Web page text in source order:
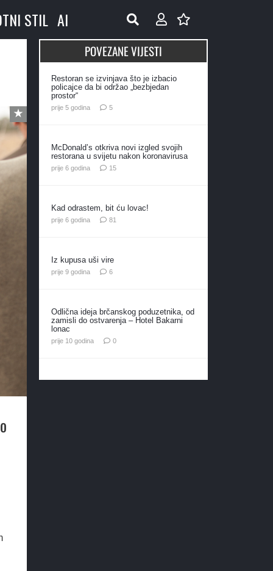
STIL AI
POVEZANE VIJESTI
Restoran se izvinjava što je izbacio
policajce da bi održao „bezbjedan
prostor“
prije 5 godina 5komentara
McDonald’s otkriva novi izgled svojih
restorana u svijetu nakon koronavirusa
prije 6 godina 15komentara
Kad odrastem, bit ću lovac!
prije 6 godina 81
Iz kupusa uši vire
prije 9 godina 6komentara
Odlična ideja brčanskog poduzetnika, od
zamisli do ostvarenja – Hotel Bakarni
lonac
prije 10 godina 0